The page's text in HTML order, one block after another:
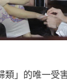
類」的唯一受